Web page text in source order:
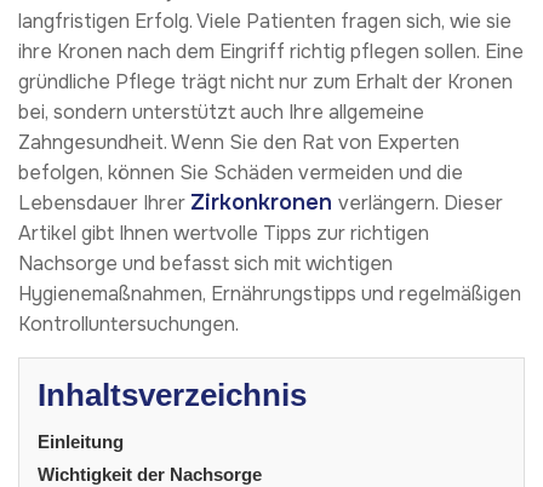
langfristigen Erfolg. Viele Patienten fragen sich, wie sie
ihre Kronen nach dem Eingriff richtig pflegen sollen. Eine
gründliche Pflege trägt nicht nur zum Erhalt der Kronen
bei, sondern unterstützt auch Ihre allgemeine
Zahngesundheit. Wenn Sie den Rat von Experten
befolgen, können Sie Schäden vermeiden und die
Lebensdauer Ihrer Zirkonkronen verlängern. Dieser
Artikel gibt Ihnen wertvolle Tipps zur richtigen
Nachsorge und befasst sich mit wichtigen
Hygienemaßnahmen, Ernährungstipps und regelmäßigen
Kontrolluntersuchungen.
Inhaltsverzeichnis
Einleitung
Wichtigkeit der Nachsorge